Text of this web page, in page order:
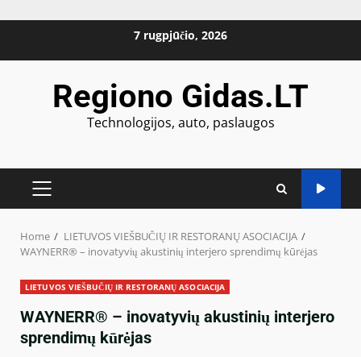
7 rugpjūčio, 2026
Regiono Gidas.LT
Technologijos, auto, paslaugos
PRIMARY
Home
LIETUVOS VIEŠBUČIŲ IR RESTORANŲ ASOCIACIJA
WAYNERR®️ – inovatyvių akustinių interjero sprendimų kūrėjas
LIETUVOS VIEŠBUČIŲ IR RESTORANŲ ASOCIACIJA
WAYNERR®️ – inovatyvių akustinių interjero
sprendimų kūrėjas